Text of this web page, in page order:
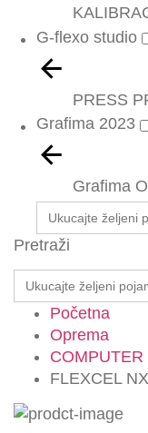
G-flexo studio
PRESS
Grafima 2023
Grafima
Search
for:
Pretraži
Search
for:
Početna
Oprema
COMPUTER
FLEXCEL